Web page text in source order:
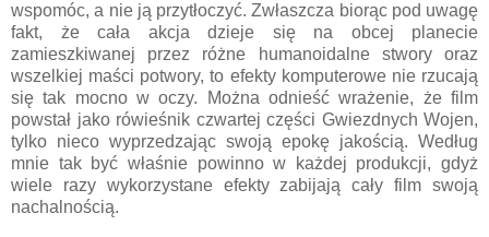
wspomóc, a nie ją przytłoczyć. Zwłaszcza biorąc pod uwagę
fakt, że cała akcja dzieje się na obcej planecie
zamieszkiwanej przez różne humanoidalne stwory oraz
wszelkiej maści potwory, to efekty komputerowe nie rzucają
się tak mocno w oczy. Można odnieść wrażenie, że film
powstał jako rówieśnik czwartej części Gwiezdnych Wojen,
tylko nieco wyprzedzając swoją epokę jakością. Według
mnie tak być właśnie powinno w każdej produkcji, gdyż
wiele razy wykorzystane efekty zabijają cały film swoją
nachalnością.